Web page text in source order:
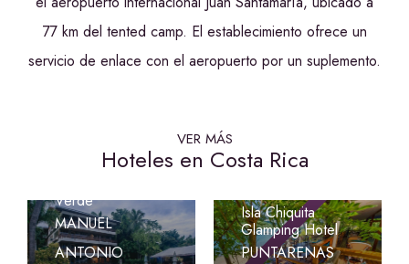
77 km del tented camp. El establecimiento ofrece un
servicio de enlace con el aeropuerto por un suplemento.
VER MÁS
Hoteles en Costa Rica
Verde
MANUEL
ANTONIO
Isla Chiquita
Glamping Hotel
PUNTARENAS